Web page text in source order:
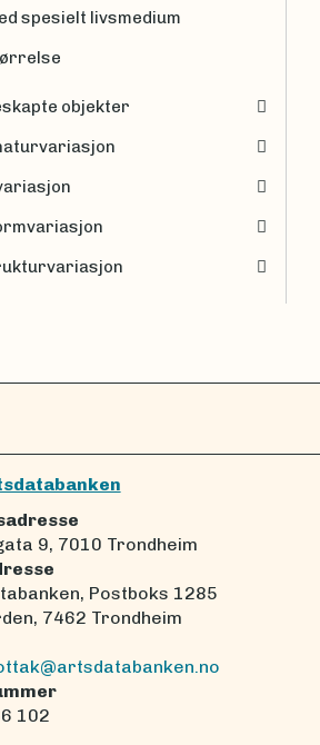
spesielt livsmedium
objekter
9, 7010 Trondheim
Postboks 1285
7462 Trondheim
102